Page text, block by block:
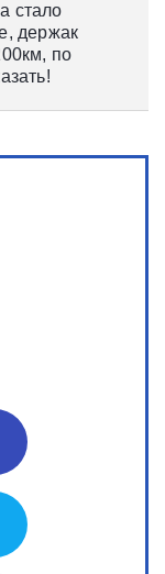
стало
держак
по